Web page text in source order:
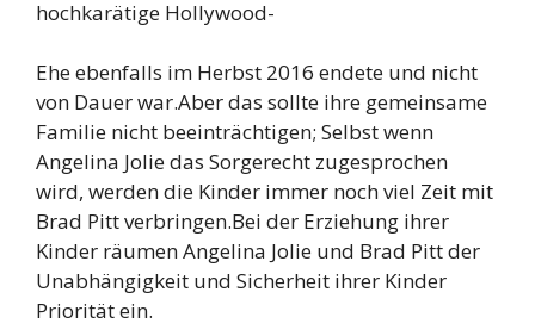
hochkarätige Hollywood-
Ehe ebenfalls im Herbst 2016 endete und nicht
von Dauer war.Aber das sollte ihre gemeinsame
Familie nicht beeinträchtigen; Selbst wenn
Angelina Jolie das Sorgerecht zugesprochen
wird, werden die Kinder immer noch viel Zeit mit
Brad Pitt verbringen.Bei der Erziehung ihrer
Kinder räumen Angelina Jolie und Brad Pitt der
Unabhängigkeit und Sicherheit ihrer Kinder
Priorität ein.